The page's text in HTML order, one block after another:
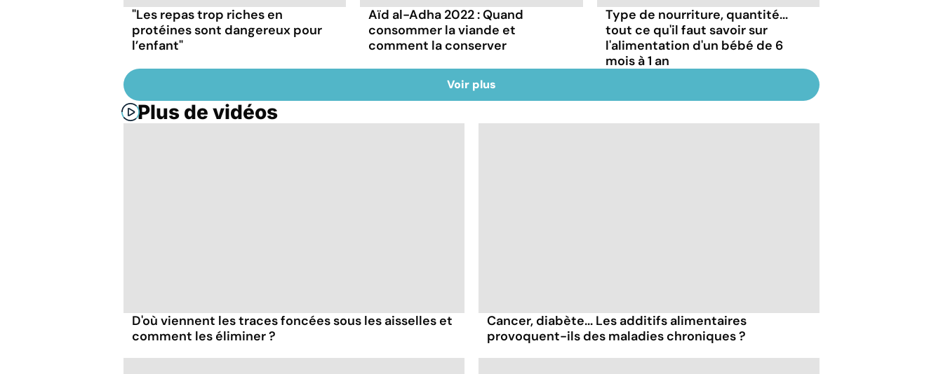
"Les repas trop riches en
protéines sont dangereux pour
l’enfant"
Aïd al-Adha 2022 : Quand
consommer la viande et
comment la conserver
Type de nourriture, quantité...
tout ce qu'il faut savoir sur
l'alimentation d'un bébé de 6
mois à 1 an
Voir plus
Plus de vidéos
D'où viennent les traces foncées sous les aisselles et
comment les éliminer ?
Cancer, diabète... Les additifs alimentaires
provoquent-ils des maladies chroniques ?